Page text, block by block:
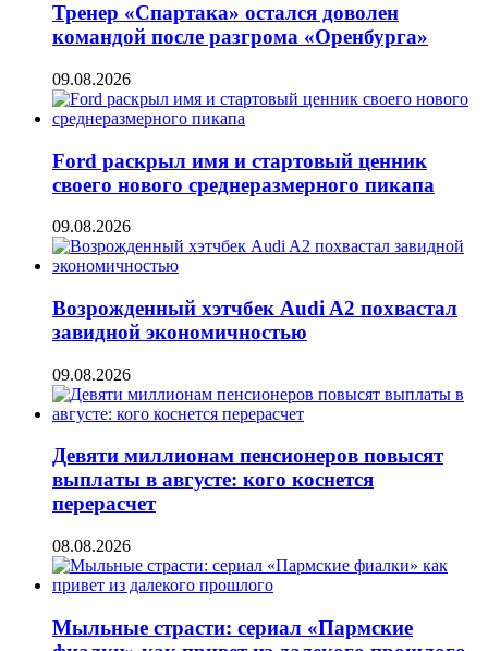
Тренер «Спартака» остался доволен
командой после разгрома «Оренбурга»
09.08.2026
Ford раскрыл имя и стартовый ценник
своего нового среднеразмерного пикапа
09.08.2026
Возрожденный хэтчбек Audi A2 похвастал
завидной экономичностью
09.08.2026
Девяти миллионам пенсионеров повысят
выплаты в августе: кого коснется
перерасчет
08.08.2026
Мыльные страсти: сериал «Пармские